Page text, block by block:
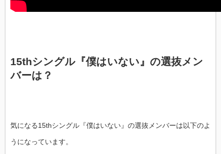
15thシングル『僕はいない』の選抜メン
バーは？
気になる15thシングル『僕はいない』の選抜メンバーは以下のよ
うになっています。